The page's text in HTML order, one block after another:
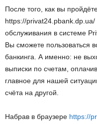
После того, как вы
https://privat24.pbank.dp.ua/
обслуживания в системе
Вы сможете пользоваться
банкинга. А именно: не
выписки по счетам,
главное для нашей
счёта на другой.
Набрав в браузере https://